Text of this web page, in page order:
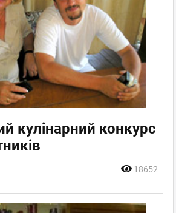
кулінарний конкурс
18652